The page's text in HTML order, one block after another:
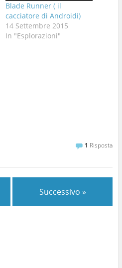
Blade Runner ( il
cacciatore di Androidi)
14 Settembre 2015
In "Esplorazioni"
1 Risposta
Successivo »